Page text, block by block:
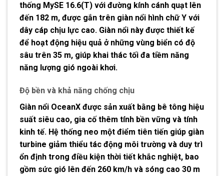
thống MySE 16.6(T) với đường kính cánh quạt lên
đến 182 m, được gắn trên giàn nổi hình chữ Y với
dây cáp chịu lực cao. Giàn nổi này được thiết kế
để hoạt động hiệu quả ở những vùng biển có độ
sâu trên 35 m, giúp khai thác tối đa tiềm năng
năng lượng gió ngoài khơi.
Độ bền và khả năng chống chịu
Giàn nổi OceanX được sản xuất bằng bê tông hiệu
suất siêu cao, gia cố thêm tính bền vững và tính
kinh tế. Hệ thống neo một điểm tiên tiến giúp giàn
turbine giảm thiểu tác động môi trường và duy trì
ổn định trong điều kiện thời tiết khắc nghiệt, bao
gồm sức gió lên đến 260 km/h và sóng cao 30 m